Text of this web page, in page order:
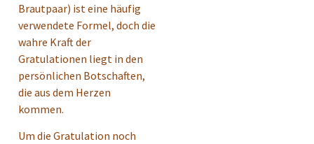
Brautpaar) ist eine häufig
verwendete Formel, doch die
wahre Kraft der
Gratulationen liegt in den
persönlichen Botschaften,
die aus dem Herzen
kommen.
Um die Gratulation noch